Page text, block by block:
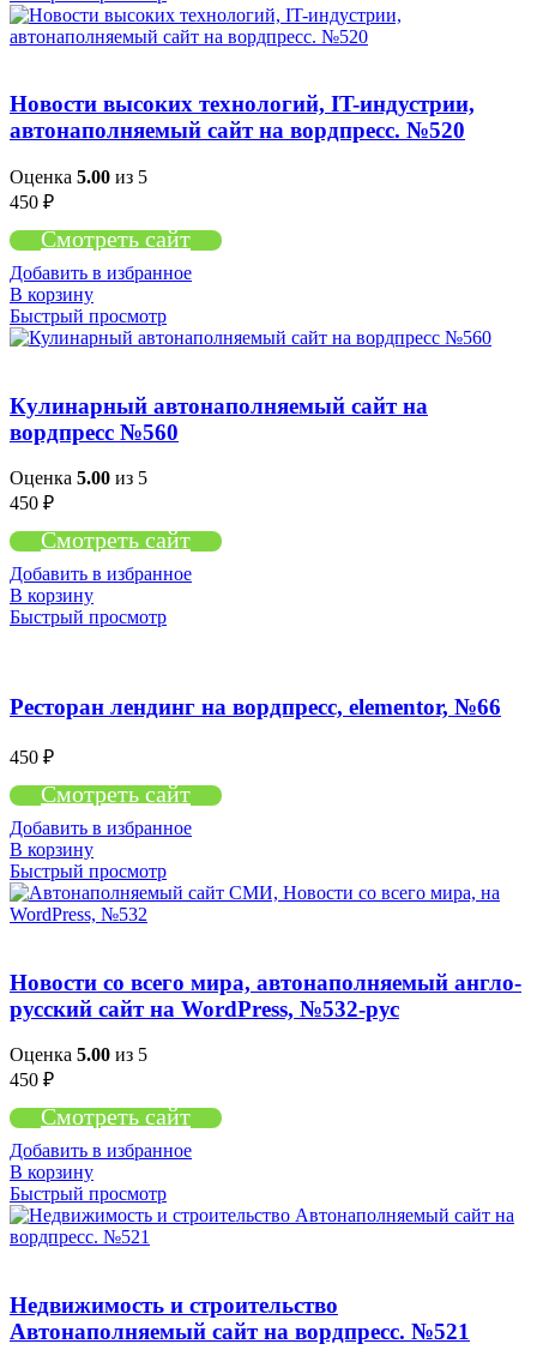
Новости высоких технологий, IT-индустрии,
автонаполняемый сайт на вордпресс. №520
Оценка 5.00 из 5
450 ₽
Смотреть сайт
Добавить в избранное
В корзину
Быстрый просмотр
Кулинарный автонаполняемый сайт на
вордпресс №560
Оценка 5.00 из 5
450 ₽
Смотреть сайт
Добавить в избранное
В корзину
Быстрый просмотр
Ресторан лендинг на вордпресс, elementor, №66
450 ₽
Смотреть сайт
Добавить в избранное
В корзину
Быстрый просмотр
Новости со всего мира, автонаполняемый англо-
русский сайт на WordPress, №532-рус
Оценка 5.00 из 5
450 ₽
Смотреть сайт
Добавить в избранное
В корзину
Быстрый просмотр
Недвижимость и строительство
Автонаполняемый сайт на вордпресс. №521